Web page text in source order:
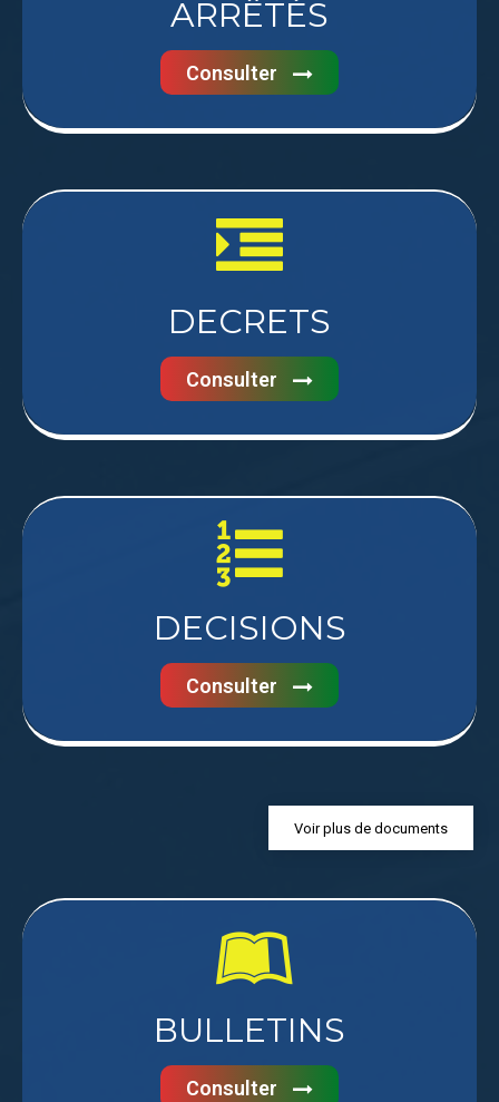
ARRÊTÉS
Consulter
DECRETS
Consulter
DECISIONS
Consulter
Voir plus de documents
BULLETINS
Consulter